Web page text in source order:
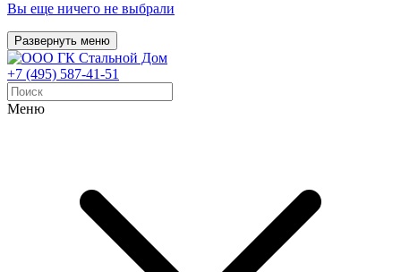
Вы еще ничего не выбрали
Развернуть меню
+7 (495) 587-41-51
Меню